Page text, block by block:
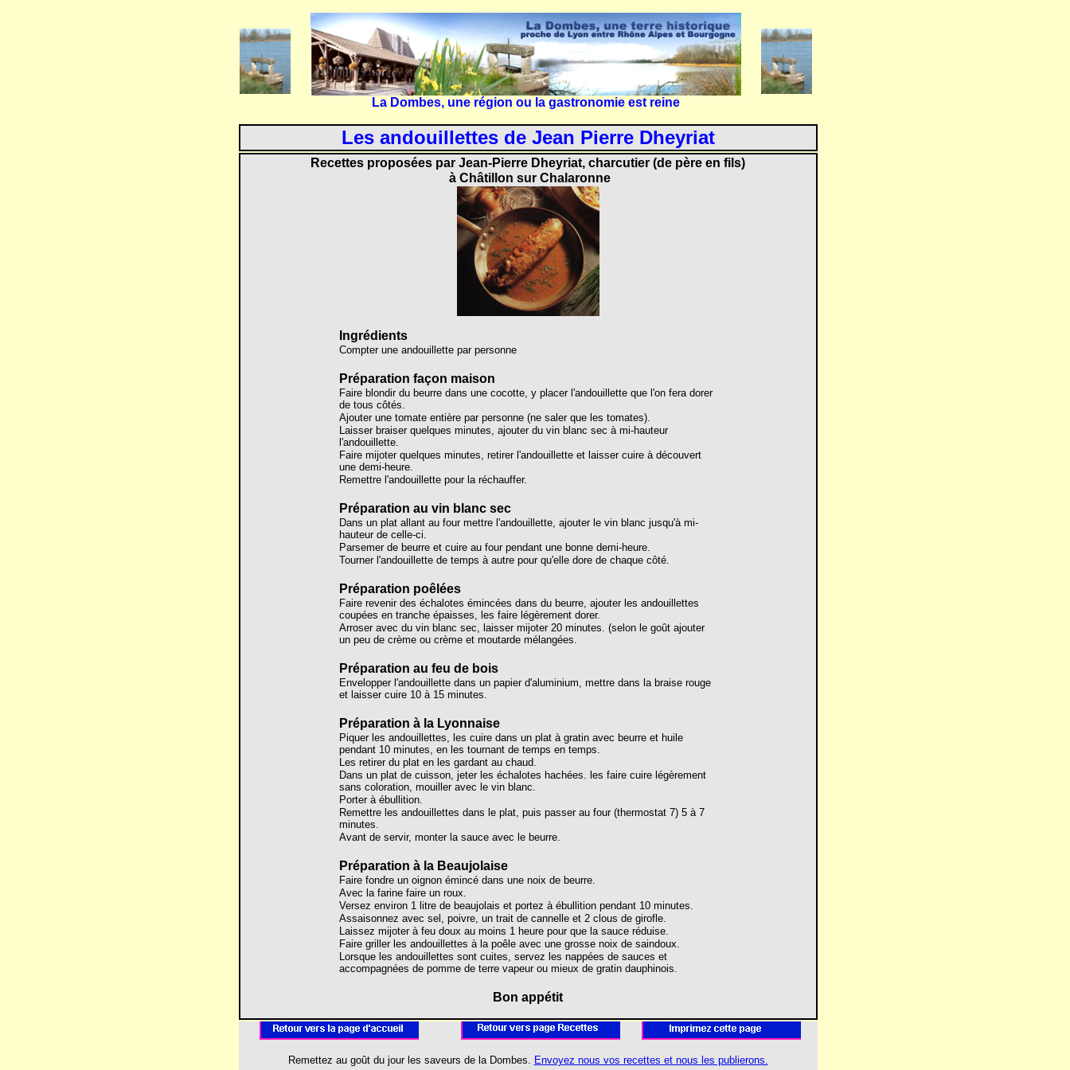
La Dombes, une région ou la gastronomie est reine
Les andouillettes de Jean Pierre Dheyriat
Recettes proposées par Jean-Pierre Dheyriat, charcutier (de père en fils)
à Châtillon sur Chalaronne
Ingrédients
Compter une andouillette par personne
Préparation façon maison
Faire blondir du beurre dans une cocotte, y placer l'andouillette que l'on fera dorer
de tous côtés.
Ajouter une tomate entière par personne (ne saler que les tomates).
Laisser braiser quelques minutes, ajouter du vin blanc sec à mi-hauteur
l'andouillette.
Faire mijoter quelques minutes, retirer l'andouillette et laisser cuire à découvert
une demi-heure.
Remettre l'andouillette pour la réchauffer.
Préparation au vin blanc sec
Dans un plat allant au four mettre l'andouillette, ajouter le vin blanc jusqu'à mi-
hauteur de celle-ci.
Parsemer de beurre et cuire au four pendant une bonne demi-heure.
Tourner l'andouillette de temps à autre pour qu'elle dore de chaque côté.
Préparation poêlées
Faire revenir des échalotes émincées dans du beurre, ajouter les andouillettes
coupées en tranche épaisses, les faire légèrement dorer.
Arroser avec du vin blanc sec, laisser mijoter 20 minutes. (selon le goût ajouter
un peu de crème ou crème et moutarde mélangées.
Préparation au feu de bois
Envelopper l'andouillette dans un papier d'aluminium, mettre dans la braise rouge
et laisser cuire 10 à 15 minutes.
Préparation à la Lyonnaise
Piquer les andouillettes, les cuire dans un plat à gratin avec beurre et huile
pendant 10 minutes, en les tournant de temps en temps.
Les retirer du plat en les gardant au chaud.
Dans un plat de cuisson, jeter les échalotes hachées. les faire cuire légèrement
sans coloration, mouiller avec le vin blanc.
Porter à ébullition.
Remettre les andouillettes dans le plat, puis passer au four (thermostat 7) 5 à 7
minutes.
Avant de servir, monter la sauce avec le beurre.
Préparation à la Beaujolaise
Faire fondre un oignon émincé dans une noix de beurre.
Avec la farine faire un roux.
Versez environ 1 litre de beaujolais et portez à ébullition pendant 10 minutes.
Assaisonnez avec sel, poivre, un trait de cannelle et 2 clous de girofle.
Laissez mijoter à feu doux au moins 1 heure pour que la sauce réduise.
Faire griller les andouillettes à la poêle avec une grosse noix de saindoux.
Lorsque les andouillettes sont cuites, servez les nappées de sauces et
accompagnées de pomme de terre vapeur ou mieux de gratin dauphinois.
Bon appétit
Remettez au goût du jour les saveurs de la Dombes. Envoyez nous vos recettes et nous les publierons.